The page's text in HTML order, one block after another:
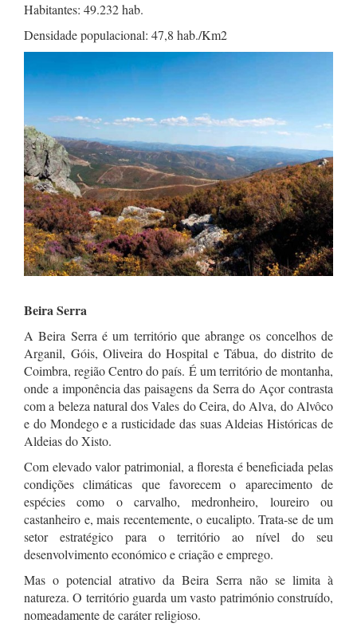
Habitantes: 49.232 hab.
Densidade populacional: 47,8 hab./Km2
Beira Serra
A Beira Serra é um território que abrange os concelhos de
Arganil, Góis, Oliveira do Hospital e Tábua, do distrito de
Coimbra, região Centro do país. É um território de montanha,
onde a imponência das paisagens da Serra do Açor contrasta
com a beleza natural dos Vales do Ceira, do Alva, do Alvôco
e do Mondego e a rusticidade das suas Aldeias Históricas de
Aldeias do Xisto.
Com elevado valor patrimonial, a floresta é beneficiada pelas
condições climáticas que favorecem o aparecimento de
espécies como o carvalho, medronheiro, loureiro ou
castanheiro e, mais recentemente, o eucalipto. Trata-se de um
setor estratégico para o território ao nível do seu
desenvolvimento económico e criação e emprego.
Mas o potencial atrativo da Beira Serra não se limita à
natureza. O território guarda um vasto património construído,
nomeadamente de caráter religioso.